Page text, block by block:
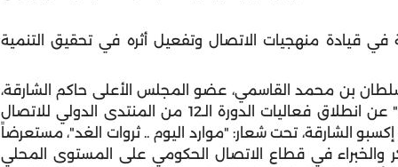
قيادة منهجيات الاتصال وتفعيل أثره في تحقيق التنمية
بن محمد القاسمي، عضو المجلس الأعلى حاكم الشارقة،
أعلن "المكتب الإعلامي لحكومة الشارقة" عن انطلاق فعاليات الدورة الـ12 من المنتدى الدولي للاتصال
بمركز إكسبو الشارقة، تحت شعار: "موارد اليوم .. ثروات الغد"، مستعرضاً
والخبراء في قطاع الاتصال الحكومي على المستوى المحلي